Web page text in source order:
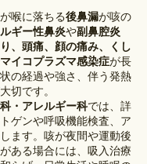
喉に落ちる後鼻漏が咳の
ギー性鼻炎や副鼻腔炎
、頭痛、顔の痛み、くし
イコプラズマ感染症が長
の経過や強さ、伴う発熱
切です。
・アレルギー科では、詳
ゲンや呼吸機能検査、ア
ます。咳が夜間や運動後
ある場合には、吸入治療